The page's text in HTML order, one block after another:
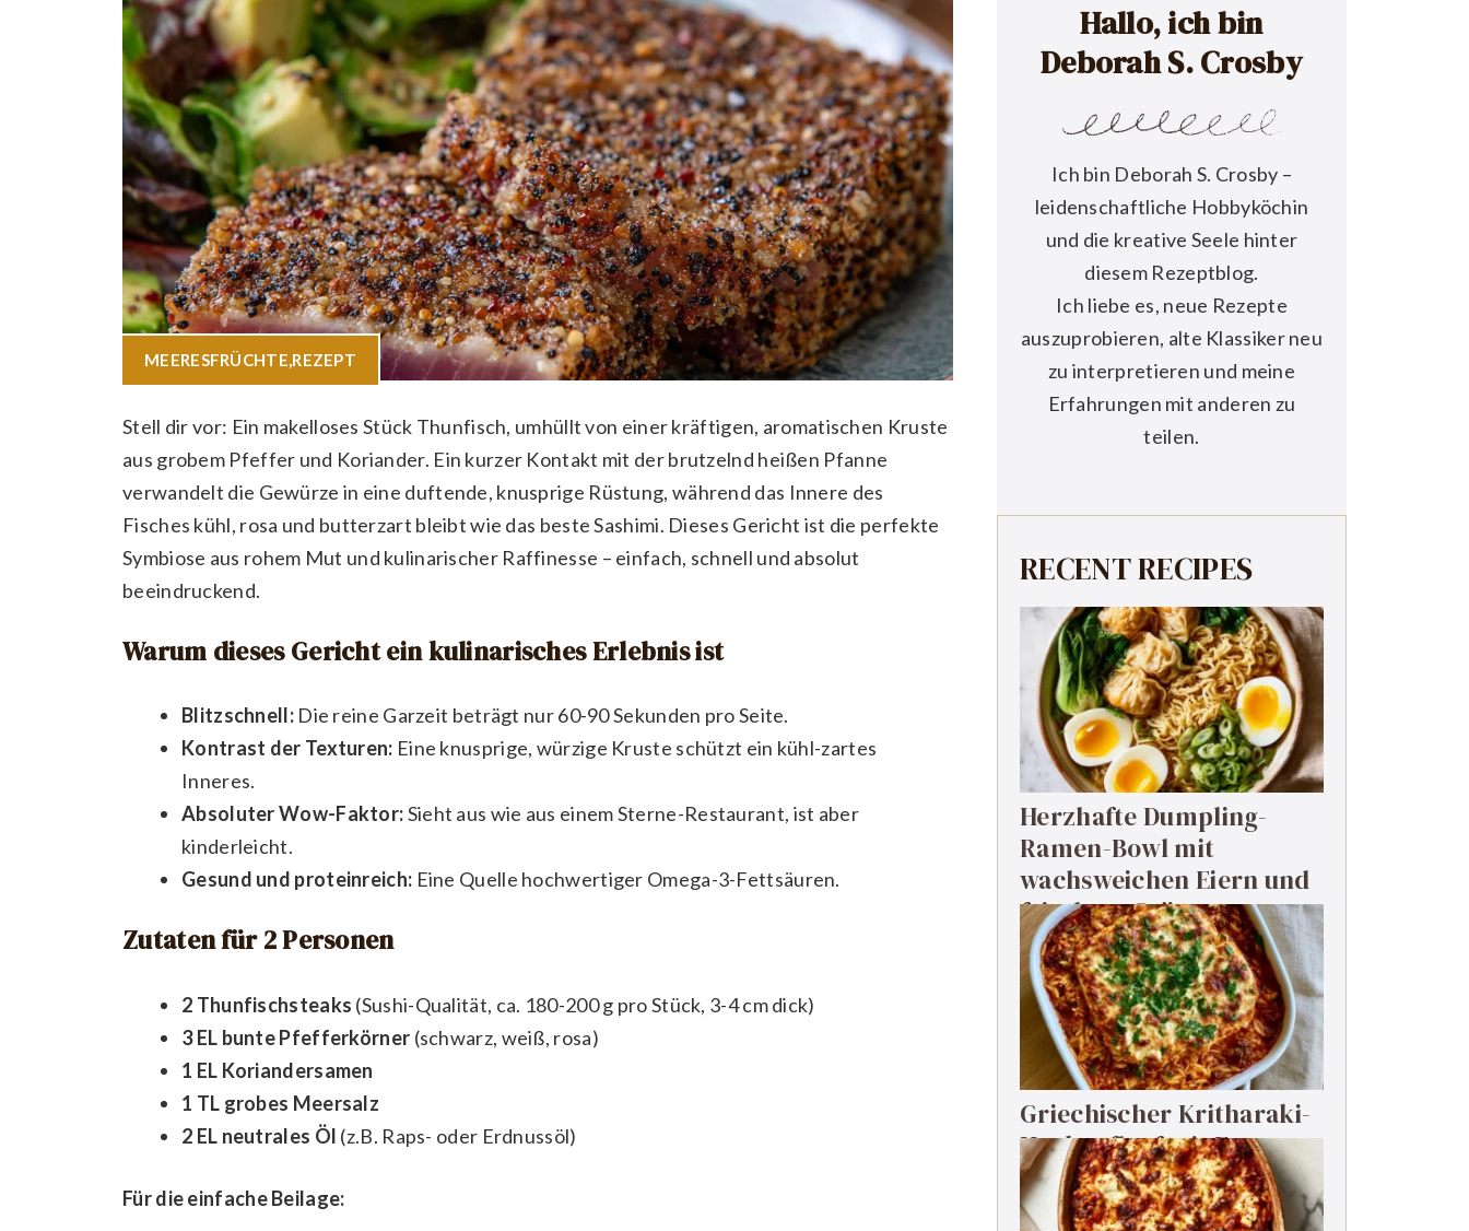
MEERESFRÜCHTE,REZEPT
Stell dir vor: Ein makelloses Stück Thunfisch, umhüllt von einer kräftigen, aromatischen Kruste
aus grobem Pfeffer und Koriander. Ein kurzer Kontakt mit der brutzelnd heißen Pfanne
verwandelt die Gewürze in eine duftende, knusprige Rüstung, während das Innere des
Fisches kühl, rosa und butterzart bleibt wie das beste Sashimi. Dieses Gericht ist die perfekte
Symbiose aus rohem Mut und kulinarischer Raffinesse – einfach, schnell und absolut
beeindruckend.
Warum dieses Gericht ein kulinarisches Erlebnis ist
Blitzschnell:Die reine Garzeit beträgt nur 60-90 Sekunden pro Seite.
Kontrast der Texturen: Eine knusprige, würzige Kruste schützt ein kühl-zartes
Inneres.
Absoluter Wow-Faktor:Sieht aus wie aus einem Sterne-Restaurant, ist aber
kinderleicht.
Gesund und proteinreich: Eine Quelle hochwertiger Omega-3-Fettsäuren.
Zutaten für 2 Personen
2 Thunfischsteaks (Sushi-Qualität, ca. 180-200 g pro Stück, 3-4 cm dick)
3 EL bunte Pfefferkörner (schwarz, weiß, rosa)
1 EL Koriandersamen
1 TL grobes Meersalz
2 EL neutrales Öl (z.B. Raps- oder Erdnussöl)
Für die einfache Beilage:
Hallo, ich bin
Deborah S. Crosby
Ich bin Deborah S. Crosby –
leidenschaftliche Hobbyköchin
und die kreative Seele hinter
diesem Rezeptblog.
Ich liebe es, neue Rezepte
auszuprobieren, alte Klassiker neu
zu interpretieren und meine
Erfahrungen mit anderen zu
teilen.
RECENT RECIPES
Herzhafte Dumpling-
Ramen-Bowl mit
wachsweichen Eiern und
frischem Grün
Griechischer Kritharaki-
Hackauflauf mit Feta